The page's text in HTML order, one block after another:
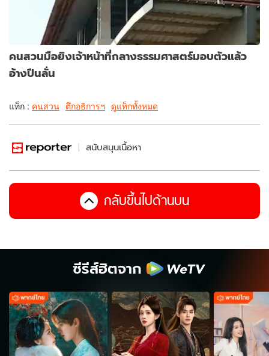
คนสวนมือยิงเจ้าหน้าที่กลางธรรมศาสตร์มอบตัวแล้ว
อ้างปืนลั่น
แท็ก : คนสวน ตึกอธิการฯ ดูแท็กทั้งหมด
สนับสนุนเนื้อหา
กลับขึ้นไปด้านบน
ซีรีส์ฮิตจาก